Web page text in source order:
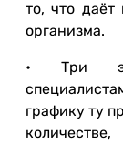
то, что
организма.
• Три
графику ту